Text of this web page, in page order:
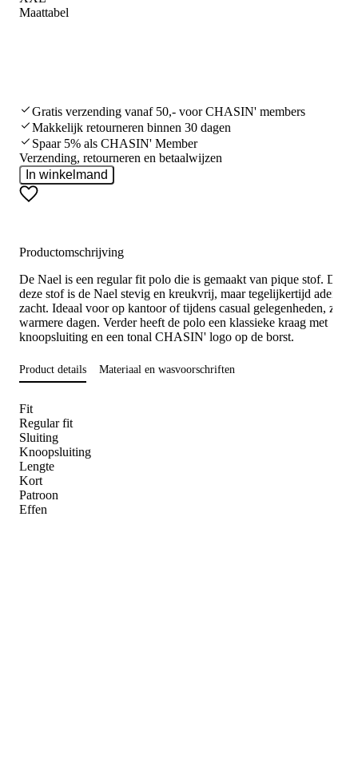
Maattabel
Gratis verzending vanaf 50,- voor CHASIN' members
Makkelijk retourneren binnen 30 dagen
Spaar 5% als CHASIN' Member
Verzending, retourneren en betaalwijzen
In winkelmand
Productomschrijving
De Nael is een regular fit polo die is gemaakt van pique stof. Door
deze stof is de Nael stevig en kreukvrij, maar tegelijkertijd
zacht. Ideaal voor op kantoor of tijdens casual gelegenheden, zelfs
warmere dagen. Verder heeft de polo een klassieke kraag met
knoopsluiting en een tonal CHASIN' logo op de borst.
Product details Materiaal en wasvoorschriften
Fit
Regular fit
Sluiting
Knoopsluiting
Lengte
Kort
Patroon
Effen